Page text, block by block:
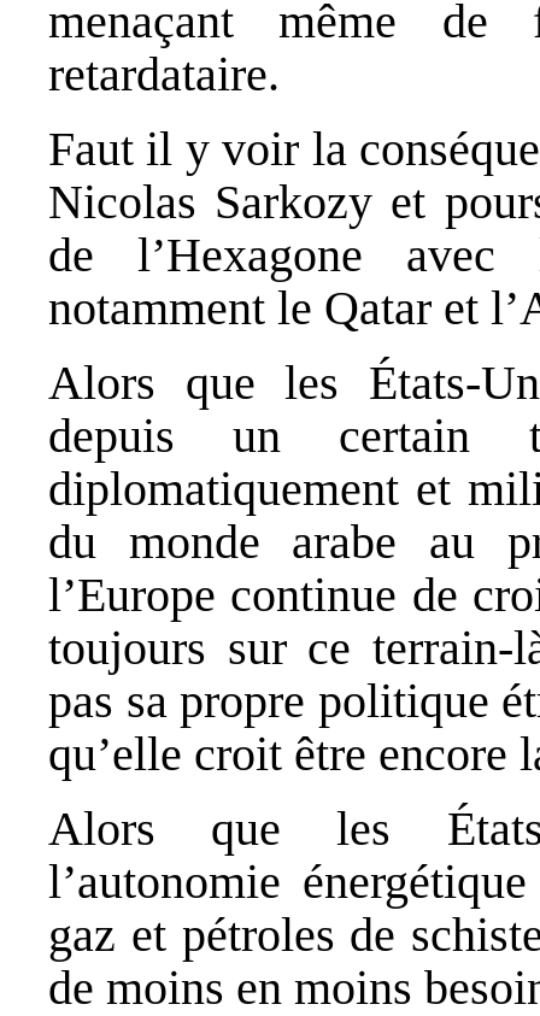
menaçant même de
retardataire.
Faut il y voir la
Nicolas Sarkozy et
de l’Hexagone
notamment le Qatar et
Alors que les
depuis un certain
diplomatiquement et
du monde arabe au
l’Europe continue de
toujours sur ce
pas sa propre politique
qu’elle croit être encore
Alors que les
l’autonomie
gaz et pétroles de
de moins en moins